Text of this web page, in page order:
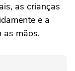
as crianças
e a
as mãos.